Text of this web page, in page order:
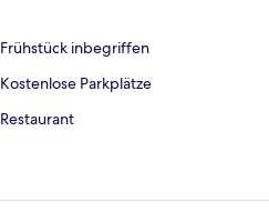
Frühstück inbegriffen
Kostenlose Parkplätze
Restaurant